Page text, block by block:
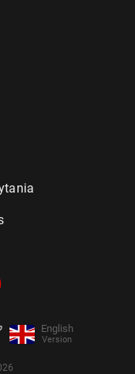
English
Version